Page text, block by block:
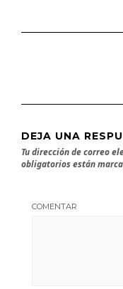
DEJA UNA
Tu dirección de correo
obligatorios están
COMENTAR